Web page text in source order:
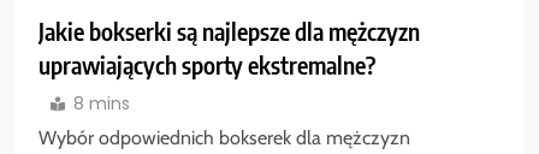
Jakie bokserki są najlepsze dla mężczyzn
uprawiających sporty ekstremalne?
8 mins
Wybór odpowiednich bokserek dla mężczyzn